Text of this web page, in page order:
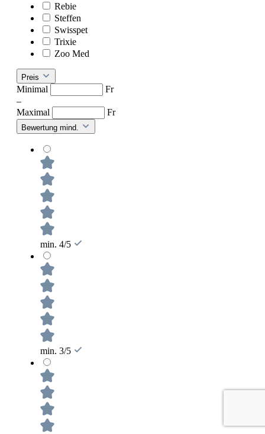
Rebie
Steffen
Swisspet
Trixie
Zoo Med
Preis
Minimal
Fr
–
Maximal
Fr
Bewertung mind.
min. 4/5
min. 3/5